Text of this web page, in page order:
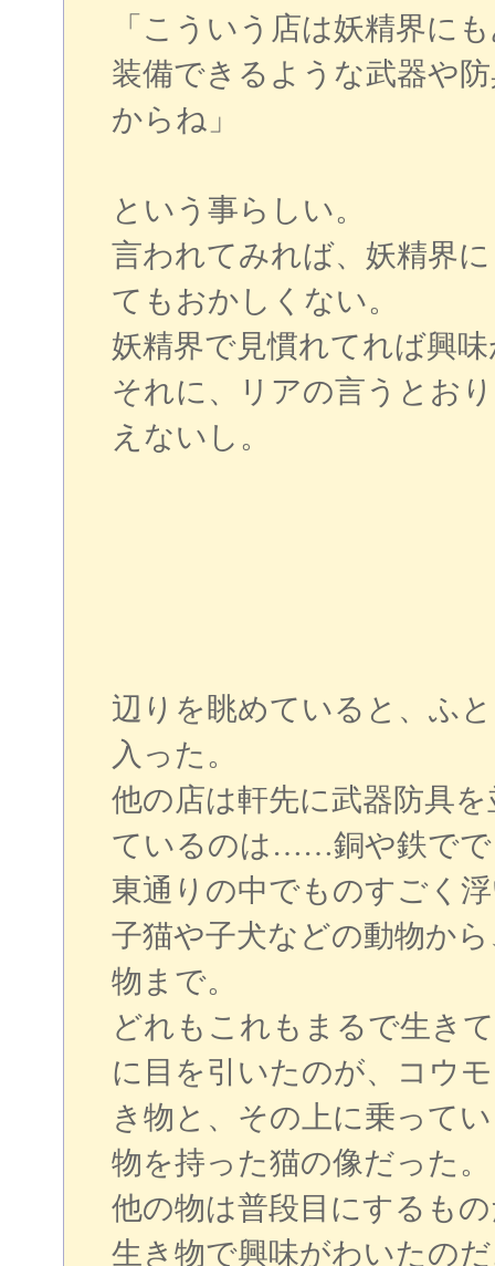
「こういう店は妖精界に
装備できるような武器や
からね」
という事らしい。
言われてみれば、妖精界
てもおかしくない。
妖精界で見慣れてれば興
それに、リアの言うとお
えないし。
辺りを眺めていると、ふ
入った。
他の店は軒先に武器防具
ているのは……銅や鉄でで
東通りの中でものすごく
子猫や子犬などの動物か
物まで。
どれもこれもまるで生き
に目を引いたのが、コウ
き物と、その上に乗って
物を持った猫の像だった。
他の物は普段目にするも
生き物で興味がわいたの